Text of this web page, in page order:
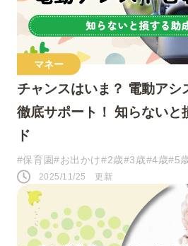
人気のキー
#0歳 #接し方 #悩み
#育児の不安 #お祝い
#おうち遊び #コミュニ
#パパ #夜泣き
マネー
チャンスはいま？ 電動アシ
徹底サポート！ 知らないと
ド
#保育園#お出かけ#2歳#3歳#4歳#5
2025/11/25 更新